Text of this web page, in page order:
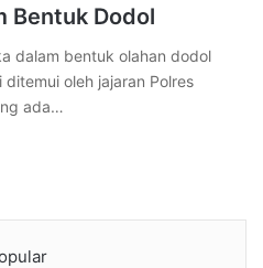
Bentuk Dodol
dalam bentuk olahan dodol
oleh jajaran Polres
ada…